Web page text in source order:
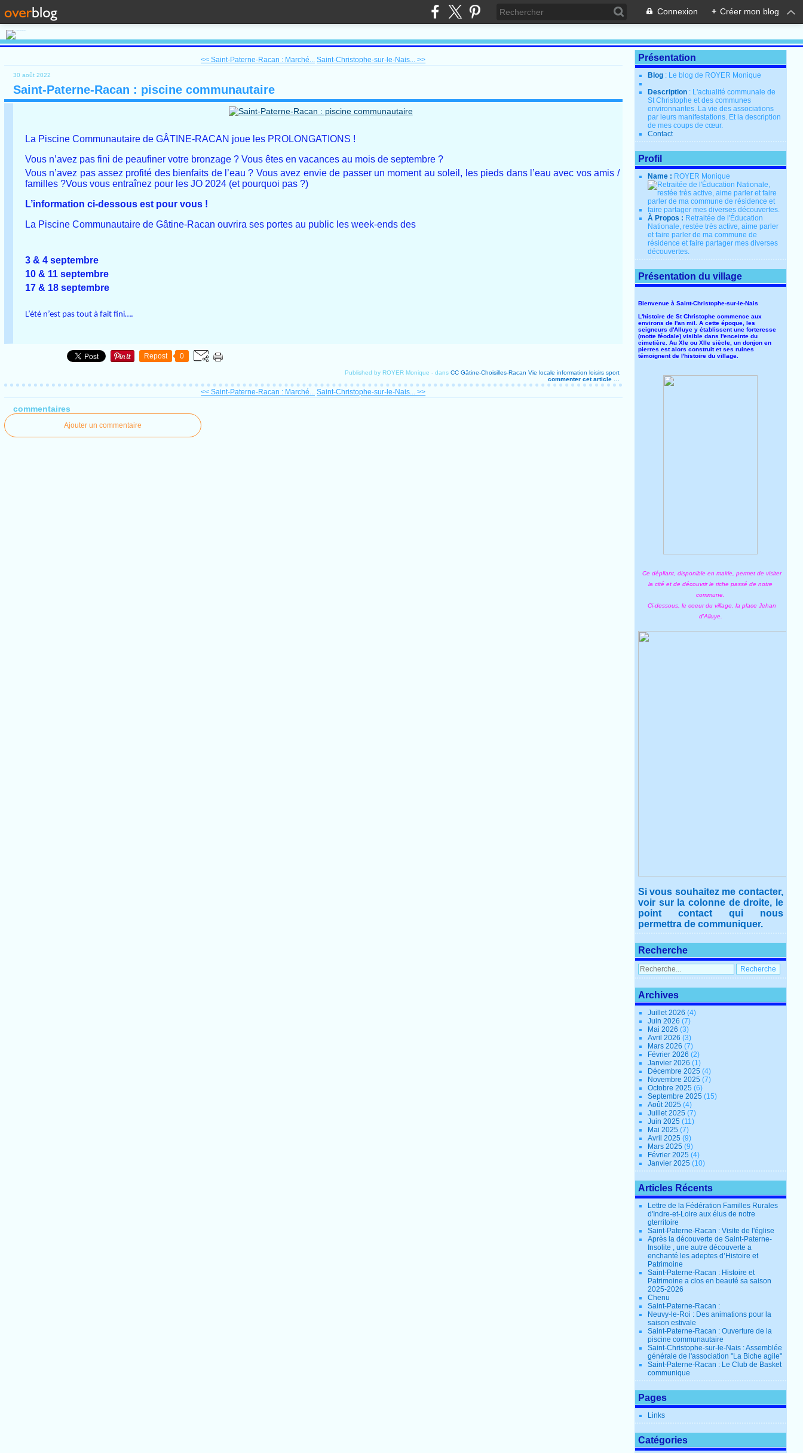
Connexion + Créer mon blog
<< Saint-Paterne-Racan : Marché... Saint-Christophe-sur-le-Nais... >>
30 août 2022
Saint-Paterne-Racan : piscine communautaire
La Piscine Communautaire de GÂTINE-RACAN joue les PROLONGATIONS !
Vous n’avez pas fini de peaufiner votre bronzage ? Vous êtes en vacances au mois de septembre ?
Vous n’avez pas assez profité des bienfaits de l’eau ? Vous avez envie de passer un moment au soleil, les pieds dans l’eau avec vos amis /
familles ?Vous vous entraînez pour les JO 2024 (et pourquoi pas ?)
L’information ci-dessous est pour vous !
La Piscine Communautaire de Gâtine-Racan ouvrira ses portes au public les week-ends des
3 & 4 septembre
10 & 11 septembre
17 & 18 septembre
L’été n’est pas tout à fait fini….
Repost 0
Published by ROYER Monique -dans CC Gâtine-Choisilles-Racan Vie locale information loisirs sport
commenter cet article
<< Saint-Paterne-Racan : Marché... Saint-Christophe-sur-le-Nais... >>
commentaires
Ajouter un commentaire
Présentation
Blog : Le blog de ROYER Monique
Description : L'actualité communale de
St Christophe et des communes
environnantes. La vie des associations
par leurs manifestations. Et la description
de mes coups de cœur.
Contact
Profil
Name : ROYER Monique
À Propos : Retraitée de l'Éducation
Nationale, restée très active, aime parler
et faire parler de ma commune de
résidence et faire partager mes diverses
découvertes.
Présentation du village
Bienvenue à Saint-Christophe-sur-le-Nais
L'histoire de St Christophe commence aux
environs de l'an mil. A cette époque, les
seigneurs d'Alluye y établissent une forteresse
(motte féodale) visible dans l'enceinte du
cimetière. Au XIe ou XIIe siècle, un donjon en
pierres est alors construit et ses ruines
témoignent de l'histoire du village.
Ce dépliant, disponible en mairie, permet de visiter
la cité et de découvrir le riche passé de notre
commune.
Ci-dessous, le coeur du village, la place Jehan
d'Alluye.
Si vous souhaitez me contacter,
voir sur la colonne de droite, le
point contact qui nous
permettra de communiquer.
Recherche
Archives
Juillet 2026(4)
Juin 2026(7)
Mai 2026(3)
Avril 2026(3)
Mars 2026(7)
Février 2026(2)
Janvier 2026(1)
Décembre 2025(4)
Novembre 2025(7)
Octobre 2025(6)
Septembre 2025(15)
Août 2025(4)
Juillet 2025(7)
Juin 2025(11)
Mai 2025(7)
Avril 2025(9)
Mars 2025(9)
Février 2025(4)
Janvier 2025(10)
Articles Récents
Lettre de la Fédération Familles Rurales
d'Indre-et-Loire aux élus de notre
gterritoire
Saint-Paterne-Racan : Visite de l'église
Après la découverte de Saint-Paterne-
Insolite , une autre découverte a
enchanté les adeptes d’Histoire et
Patrimoine
Saint-Paterne-Racan : Histoire et
Patrimoine a clos en beauté sa saison
2025-2026
Chenu
Saint-Paterne-Racan :
Neuvy-le-Roi : Des animations pour la
saison estivale
Saint-Paterne-Racan : Ouverture de la
piscine communautaire
Saint-Christophe-sur-le-Nais : Assemblée
générale de l'association "La Biche agile"
Saint-Paterne-Racan : Le Club de Basket
communique
Pages
Links
Catégories